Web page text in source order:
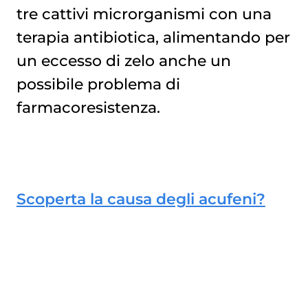
tre cattivi microrganismi con una
terapia antibiotica, alimentando per
un eccesso di zelo anche un
possibile problema di
farmacoresistenza.
Scoperta la causa degli acufeni?